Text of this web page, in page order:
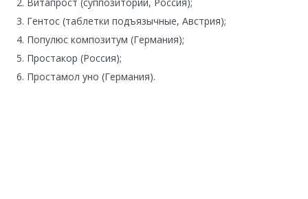
Гентос (таблетки подъязычные, Австрия);
Популюс композитум (Германия);
Простакор (Россия);
Простамол уно (Германия).